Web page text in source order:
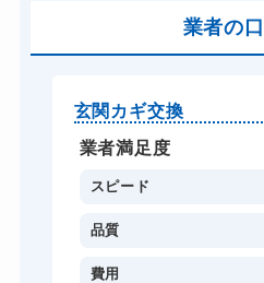
バイクカギ作成
金庫カギ開け
金庫カギ修理
金庫カギ交換
ロッカーカギ開け
業者の
玄関カギ交換
業者満足度
スピード
品質
費用